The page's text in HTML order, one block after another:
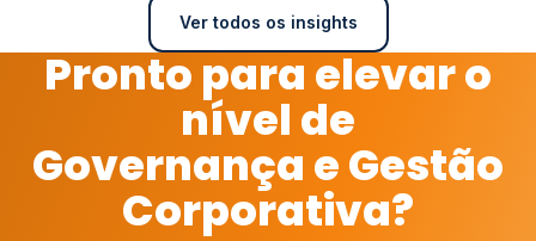
Ver todos os insights
Pronto para elevar o
nível de
Governança e Gestão
Corporativa?